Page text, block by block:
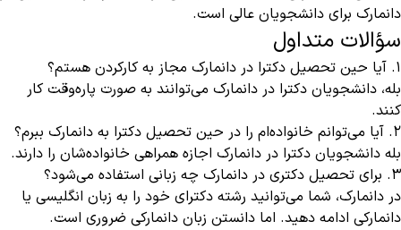
دانمارک برای دانشجویان عالی است.
سؤالات متداول
1. آیا حین تحصیل دکترا در دانمارک مجاز به کارکردن هستم؟
بله، دانشجویان دکترا در دانمارک می‌توانند به صورت پاره‌وقت کار
کنند.
2. آیا می‌توانم خانواده‌ام را در حین تحصیل دکترا به دانمارک ببرم؟
بله دانشجویان دکترا در دانمارک اجازه همراهی خانواده‌شان را دارند.
3. برای تحصیل دکتری در دانمارک چه زبانی استفاده می‌شود؟
در دانمارک، شما می‌توانید رشته دکترای خود را به زبان انگلیسی یا
دانمارکی ادامه دهید. اما دانستن زبان دانمارکی ضروری است.